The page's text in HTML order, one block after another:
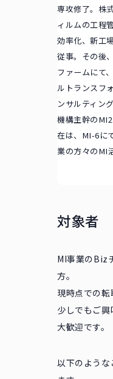
専攻修了。株
ィルムの工程
効率化、新工
従事。その後
ファームにて
ルトランスフ
ンサルティン
機構主幹の
在は、MI-6に
業の方々のMI
対象者
MI事業のBiz
方。
現時点での転
少しでもご
大歓迎です。
以下のような